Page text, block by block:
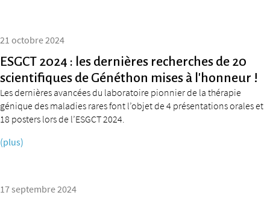
21 octobre 2024
ESGCT 2024 : les dernières recherches de 20
scientifiques de Généthon mises à l’honneur !
Les dernières avancées du laboratoire pionnier de la thérapie
génique des maladies rares font l’objet de 4 présentations orales et
18 posters lors de l’ESGCT 2024.
(plus)
17 septembre 2024